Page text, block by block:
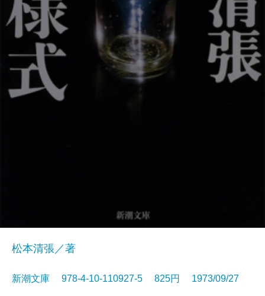
松本清張／著
新潮文庫 978-4-10-110927-5 825円 1973/09/27